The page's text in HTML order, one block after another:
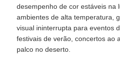
Sobre nós
Visita à Fábrica
desempenho de cor estáveis na
ambientes de alta temperatura,
visual ininterrupta para eventos
festivais de verão, concertos ao
palco no deserto.